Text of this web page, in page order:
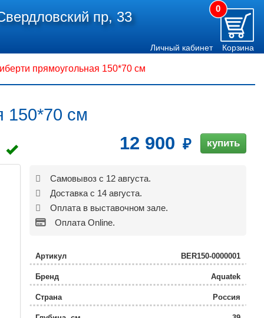
пр, 33
0
Личный кабинет Корзина
прямоугольная 150*70 см
150*70 см
12 900 купить
Самовывоз с 12 августа.
Доставка с 14 августа.
Оплата в выставочном зале.
Оплата Online.
Артикул BER150-0000001
Бренд Aquatek
Страна Россия